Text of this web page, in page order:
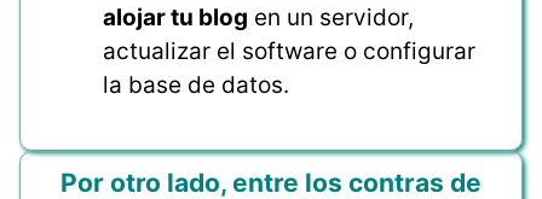
alojar tu blog en un servidor,
actualizar el software o configurar
la base de datos.
Por otro lado, entre los contras de